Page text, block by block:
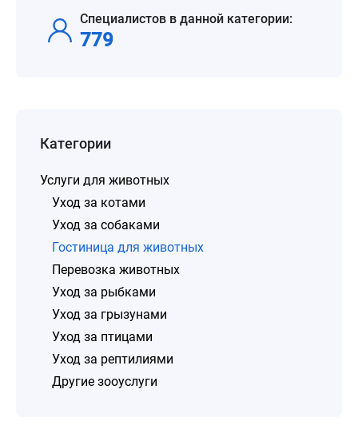
Специалистов в данной категории:
779
Категории
Услуги для животных
Уход за котами
Уход за собаками
Гостиница для животных
Перевозка животных
Уход за рыбками
Уход за грызунами
Уход за птицами
Уход за рептилиями
Другие зооуслуги